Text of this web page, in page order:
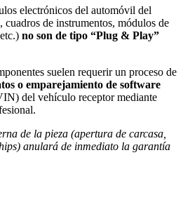
electrónicos del automóvil del
de instrumentos, módulos de
no son de tipo “Plug & Play”
suelen requerir un proceso de
o emparejamiento de software
del vehículo receptor mediante
de la pieza (apertura de carcasa,
anulará de inmediato la garantía